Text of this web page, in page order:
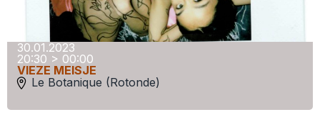
30.01.2023
20:30 > 00:00
VIEZE MEISJE
Le Botanique (Rotonde)